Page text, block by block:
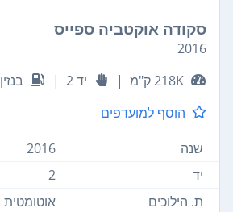
סקודה אוקטביה ספייס
2016
218K ק"מ
| יד 2 |
בנזין
הוסף למועדפים
שנה
2016
יד
2
ת. הילוכים
אוטומטית